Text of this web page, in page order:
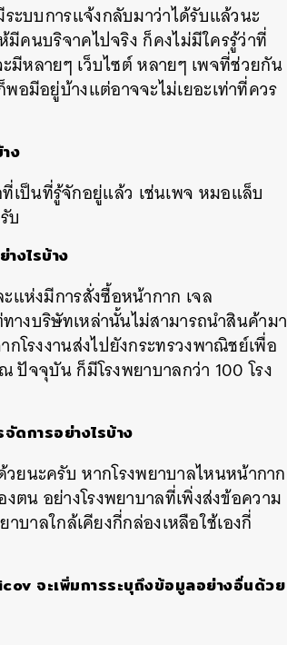
ะบบการแจ้งกลับมาว่าได้รับแล้วนะ
มีคนบริจาคไปจริงก็คงไม่มีใครรู้ว่าที่
มีหลายๆ เว็บไซต์ หลายๆ เพจที่ช่วยกัน
อมีอยู่บ้างแต่อาจจะไม่เยอะเท่าที่ควร
ง
เป็นที่รู้จักอยู่แล้ว เช่นเพจ หมอแล็บ
บ
งไรบ้าง
แห่งมีการสั่งซื้อหน้ากาก เจล
งบริษัทเหล่านั้นไม่สามารถนำสินค้ามา
โรงงานส่งไปยังกระทรวงพาณิชย์เพื่อ
ณ​ปัจจุบันก็มีโรงพยาบาลกว่า 100โรง
ดการอย่างไรบ้าง
ยนะครับ หากโรงพยาบาลไหนหน้ากาก
งตนอย่างโรงพยาบาลที่เพิ่งส่งข้อความ
บาลใกล้เคียงกี่กล่องเหลือใช้เองกี่
จะเพิ่มการระบุถึงข้อมูลอย่างอื่นด้วย